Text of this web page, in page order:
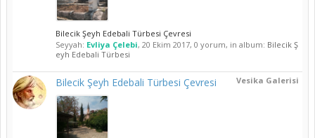
Bilecik Şeyh Edebali Türbesi Çevresi
Seyyah: Evliya Çelebi, 20 Ekim 2017, 0 yorum, in album: Bilecik Ş
eyh Edebali Türbesi
Vesika Galerisi
Bilecik Şeyh Edebali Türbesi Çevresi